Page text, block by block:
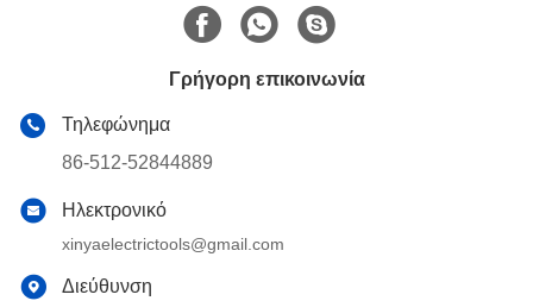
Γρήγορη επικοινωνία
Τηλεφώνημα
86-512-52844889
Ηλεκτρονικό
xinyaelectrictools@gmail.com
Διεύθυνση